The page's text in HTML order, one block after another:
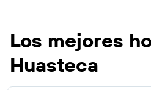
Los mejores
Huasteca